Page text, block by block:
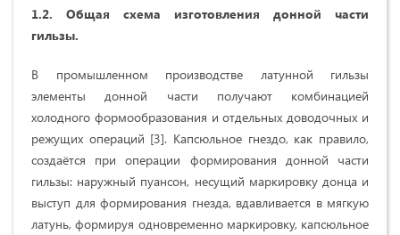
1.2. Общая схема изготовления донной части
гильзы.
В промышленном производстве латунной гильзы
элементы донной части получают комбинацией
холодного формообразования и отдельных доводочных и
режущих операций [3]. Капсюльное гнездо, как правило,
создаётся при операции формирования донной части
гильзы: наружный пуансон, несущий маркировку донца и
выступ для формирования гнезда, вдавливается в мягкую
латунь, формируя одновременно маркировку, капсюльное